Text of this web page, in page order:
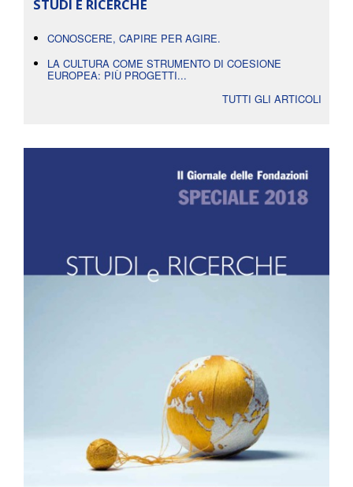
STUDI E RICERCHE
CONOSCERE, CAPIRE PER AGIRE.
LA CULTURA COME STRUMENTO DI COESIONE
EUROPEA: PIÙ PROGETTI...
TUTTI GLI ARTICOLI